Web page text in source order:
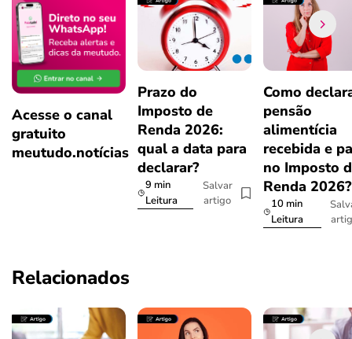
Acesse o canal
gratuito
meutudo.notícias
Prazo do
Imposto de
Renda 2026:
qual a data para
declarar?
9 min
Leitura
Salvar
artigo
Como
pensão
alimentícia
recebida e
no Imposto
Renda
10 min
Leitura
Relacionados